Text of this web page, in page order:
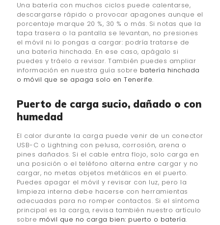
Una batería con muchos ciclos puede calentarse,
descargarse rápido o provocar apagones aunque el
porcentaje marque 20 %, 30 % o más. Si notas que la
tapa trasera o la pantalla se levantan, no presiones
el móvil ni lo pongas a cargar: podría tratarse de
una batería hinchada. En ese caso, apágalo si
puedes y tráelo a revisar. También puedes ampliar
información en nuestra guía sobre batería hinchada
o móvil que se apaga solo en Tenerife.
Puerto de carga sucio, dañado o con
humedad
El calor durante la carga puede venir de un conector
USB-C o Lightning con pelusa, corrosión, arena o
pines dañados. Si el cable entra flojo, solo carga en
una posición o el teléfono alterna entre cargar y no
cargar, no metas objetos metálicos en el puerto.
Puedes apagar el móvil y revisar con luz, pero la
limpieza interna debe hacerse con herramientas
adecuadas para no romper contactos. Si el síntoma
principal es la carga, revisa también nuestro artículo
sobre móvil que no carga bien: puerto o batería.